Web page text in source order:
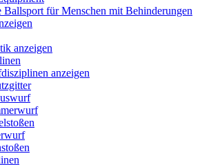
Ballsport für Menschen mit Behinderungen
anzeigen
anzeigen